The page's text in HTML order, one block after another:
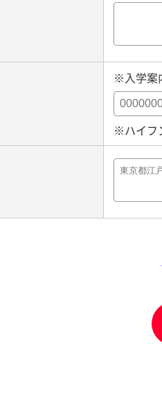
※入学案
※ハイフ